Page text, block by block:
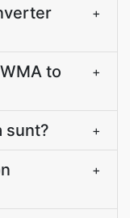
+
to
+
sunt? +
+